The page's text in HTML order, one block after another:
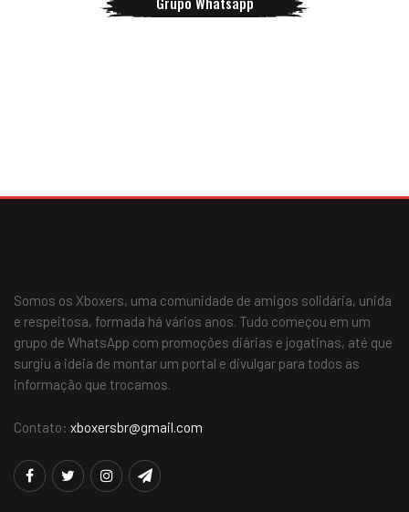
Somos os Xboxers, uma comunidade de amigos solidária, unida
e respeitosa, formada há vários anos. Tudo começou em um
grupo de WhatsApp com promoções diárias e jogatinas, até que
surgiu a ideia de montar um portal e divulgar para todos as
informação que trocamos.
Contato: xboxersbr@gmail.com